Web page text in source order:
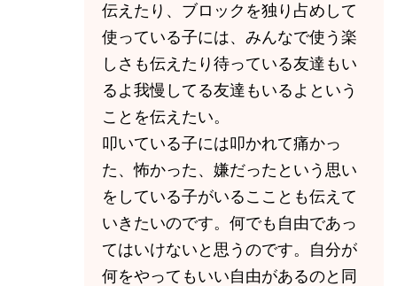
伝えたり、ブロックを独り占めして
使っている子には、みんなで使う楽
しさも伝えたり待っている友達もい
るよ我慢してる友達もいるよという
ことを伝えたい。
叩いている子には叩かれて痛かっ
た、怖かった、嫌だったという思い
をしている子がいるこことも伝えて
いきたいのです。何でも自由であっ
てはいけないと思うのです。自分が
何をやってもいい自由があるのと同